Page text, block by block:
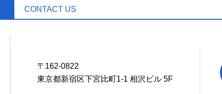
CONTACT US
〒162-0822
東京都新宿区下宮比町1-1 相沢ビル 5F